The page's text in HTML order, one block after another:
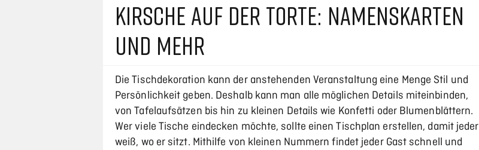
KIRSCHE AUF DER TORTE: NAMENSKARTEN
UND MEHR
Die Tischdekoration kann der anstehenden Veranstaltung eine Menge Stil und
Persönlichkeit geben. Deshalb kann man alle möglichen Details miteinbinden,
von Tafelaufsätzen bis hin zu kleinen Details wie Konfetti oder Blumenblättern.
Wer viele Tische eindecken möchte, sollte einen Tischplan erstellen, damit jeder
weiß, wo er sitzt. Mithilfe von kleinen Nummern findet jeder Gast schnell und